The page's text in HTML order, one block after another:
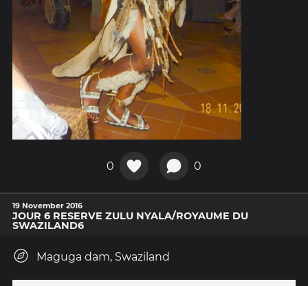
0 0
19 November 2016
JOUR 6 RESERVE ZULU NYALA/ROYAUME DU
SWAZILAND6
Maguga dam, Swaziland